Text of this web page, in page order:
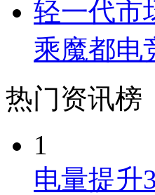
乘魔都电
热门资讯榜
1
电量提升